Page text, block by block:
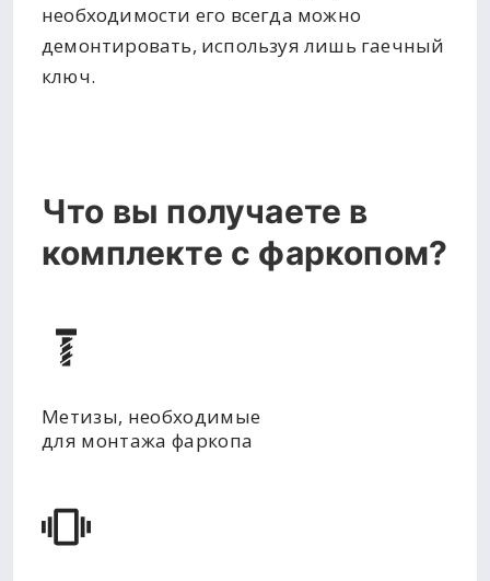
необходимости его всегда можно
демонтировать, используя лишь гаечный
ключ.
Что вы получаете в
комплекте с фаркопом?
Метизы, необходимые
для монтажа фаркопа